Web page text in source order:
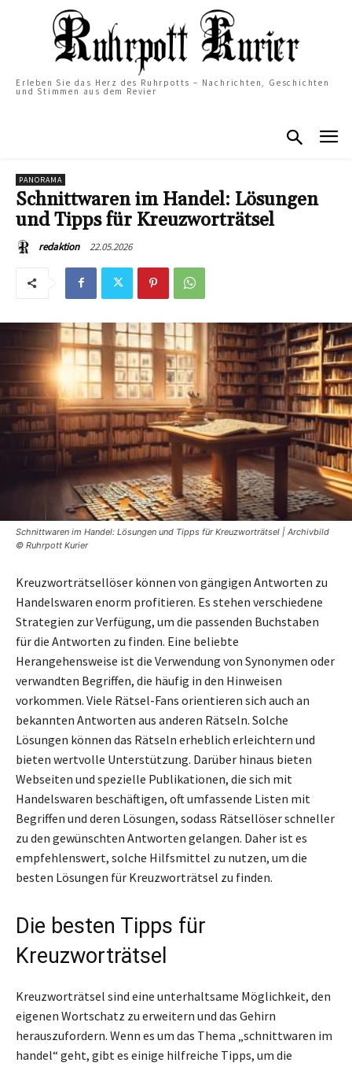
Erleben Sie das Herz des Ruhrpotts – Nachrichten, Geschichten
und Stimmen aus dem Revier
PANORAMA
Schnittwaren im Handel: Lösungen
und Tipps für Kreuzworträtsel
redaktion 22.05.2026
Schnittwaren im Handel: Lösungen und Tipps für Kreuzworträtsel | Archivbild
© Ruhrpott Kurier
Kreuzworträtsellöser können von gängigen Antworten zu
Handelswaren enorm profitieren. Es stehen verschiedene
Strategien zur Verfügung, um die passenden Buchstaben
für die Antworten zu finden. Eine beliebte
Herangehensweise ist die Verwendung von Synonymen oder
verwandten Begriffen, die häufig in den Hinweisen
vorkommen. Viele Rätsel-Fans orientieren sich auch an
bekannten Antworten aus anderen Rätseln. Solche
Lösungen können das Rätseln erheblich erleichtern und
bieten wertvolle Unterstützung. Darüber hinaus bieten
Webseiten und spezielle Publikationen, die sich mit
Handelswaren beschäftigen, oft umfassende Listen mit
Begriffen und deren Lösungen, sodass Rätsellöser schneller
zu den gewünschten Antworten gelangen. Daher ist es
empfehlenswert, solche Hilfsmittel zu nutzen, um die
besten Lösungen für Kreuzworträtsel zu finden.
Die besten Tipps für
Kreuzworträtsel
Kreuzworträtsel sind eine unterhaltsame Möglichkeit, den
eigenen Wortschatz zu erweitern und das Gehirn
herauszufordern. Wenn es um das Thema „schnittwaren im
handel“ geht, gibt es einige hilfreiche Tipps, um die